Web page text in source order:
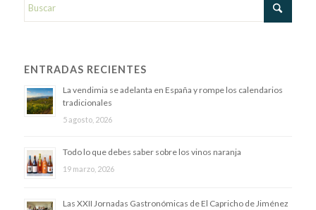
ENTRADAS RECIENTES
La vendimia se adelanta en España y rompe los calendarios
tradicionales
5 agosto, 2026
Todo lo que debes saber sobre los vinos naranja
19 marzo, 2026
Las XXII Jornadas Gastronómicas de El Capricho de Jiménez